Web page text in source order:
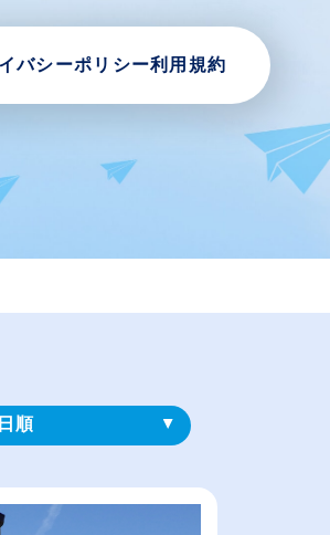
バシーポリシー利用規約
順
の給与を基準）